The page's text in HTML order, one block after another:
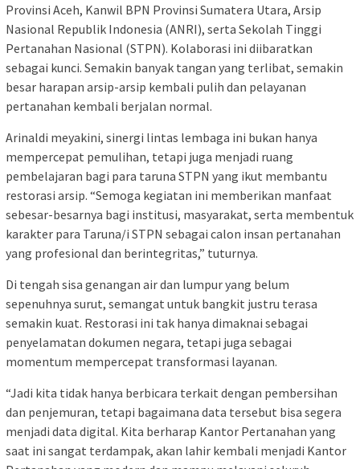
Provinsi Aceh, Kanwil BPN Provinsi Sumatera Utara, Arsip
Nasional Republik Indonesia (ANRI), serta Sekolah Tinggi
Pertanahan Nasional (STPN). Kolaborasi ini diibaratkan
sebagai kunci. Semakin banyak tangan yang terlibat, semakin
besar harapan arsip-arsip kembali pulih dan pelayanan
pertanahan kembali berjalan normal.
Arinaldi meyakini, sinergi lintas lembaga ini bukan hanya
mempercepat pemulihan, tetapi juga menjadi ruang
pembelajaran bagi para taruna STPN yang ikut membantu
restorasi arsip. “Semoga kegiatan ini memberikan manfaat
sebesar-besarnya bagi institusi, masyarakat, serta membentuk
karakter para Taruna/i STPN sebagai calon insan pertanahan
yang profesional dan berintegritas,” tuturnya.
Di tengah sisa genangan air dan lumpur yang belum
sepenuhnya surut, semangat untuk bangkit justru terasa
semakin kuat. Restorasi ini tak hanya dimaknai sebagai
penyelamatan dokumen negara, tetapi juga sebagai
momentum mempercepat transformasi layanan.
“Jadi kita tidak hanya berbicara terkait dengan pembersihan
dan penjemuran, tetapi bagaimana data tersebut bisa segera
menjadi data digital. Kita berharap Kantor Pertanahan yang
saat ini sangat terdampak, akan lahir kembali menjadi Kantor